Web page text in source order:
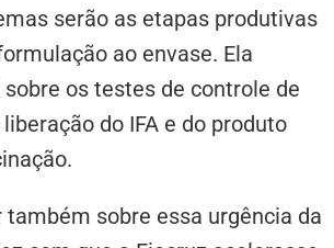
serão as etapas produtivas
ao envase. Ela
os testes de controle de
do IFA e do produto
também sobre essa urgência da